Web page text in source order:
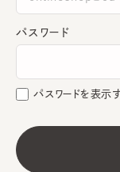
パスワード
パスワードを表示